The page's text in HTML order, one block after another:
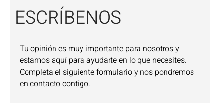
ESCRÍBENOS
Tu opinión es muy importante para nosotros y
estamos aquí para ayudarte en lo que necesites.
Completa el siguiente formulario y nos pondremos
en contacto contigo.